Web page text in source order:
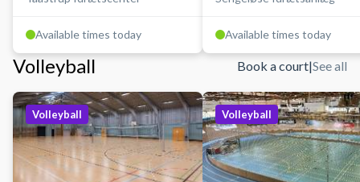
Available times today Available times today
Volleyball Book a court|See all
Volleyball Volleyball